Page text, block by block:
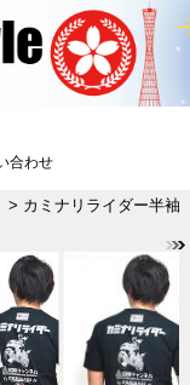
合わせ
> カミナリライダー半袖